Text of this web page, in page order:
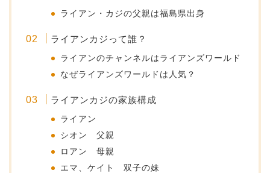
ライアン・カジの父親は福島県出身
ライアンカジって誰？
ライアンのチャンネルはライアンズワールド
なぜライアンズワールドは人気？
ライアンカジの家族構成
ライアン
シオン 父親
ロアン 母親
エマ、ケイト 双子の妹